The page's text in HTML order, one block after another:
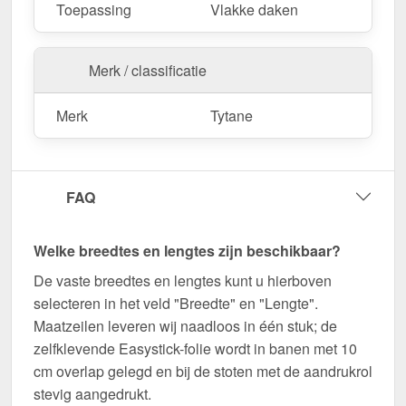
Toepassing
Vlakke daken
Merk / classificatie
Merk Tytane
FAQ
Welke breedtes en lengtes zijn beschikbaar?
De vaste breedtes en lengtes kunt u hierboven
selecteren in het veld "Breedte" en "Lengte".
Maatzeilen leveren wij naadloos in één stuk; de
zelfklevende Easystick-folie wordt in banen met 10
cm overlap gelegd en bij de stoten met de aandrukrol
stevig aangedrukt.